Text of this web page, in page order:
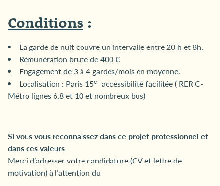
Conditions :
La garde de nuit couvre un intervalle entre 20 h et 8h,
Rémunération brute de 400 €
Engagement de 3 à 4 gardes/mois en moyenne.
Localisation : Paris 15e –accessibilité facilitée ( RER C-
Métro lignes 6,8 et 10 et nombreux bus)
Si vous vous reconnaissez dans ce projet professionnel et
dans ces valeurs
Merci d’adresser votre candidature (CV et lettre de
motivation) à l’attention du